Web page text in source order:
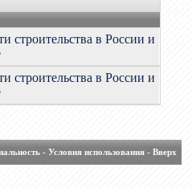
строительства в России и
строительства в России и
- Условия использования- Вверх